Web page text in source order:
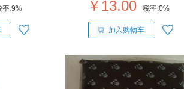
率:9% ￥13.00 税率:0%
加入购物车